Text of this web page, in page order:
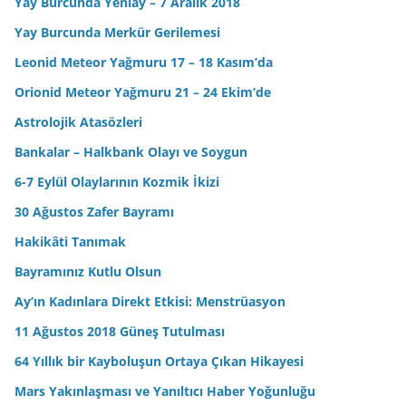
Yay Burcunda Merkür Gerilemesi
Leonid Meteor Yağmuru 17 – 18 Kasım’da
Orionid Meteor Yağmuru 21 – 24 Ekim’de
Astrolojik Atasözleri
Bankalar – Halkbank Olayı ve Soygun
6-7 Eylül Olaylarının Kozmik İkizi
30 Ağustos Zafer Bayramı
Hakikâti Tanımak
Bayramınız Kutlu Olsun
Ay’ın Kadınlara Direkt Etkisi: Menstrüasyon
11 Ağustos 2018 Güneş Tutulması
64 Yıllık bir Kayboluşun Ortaya Çıkan Hikayesi
Mars Yakınlaşması ve Yanıltıcı Haber Yoğunluğu